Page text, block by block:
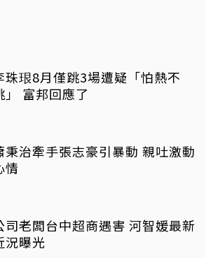
珠珢8月僅跳3場遭疑「怕熱不
」 富邦回應了
秉治牽手張志豪引暴動 親吐激動
情
老闆台中超商遇害 河智媛最新
況曝光